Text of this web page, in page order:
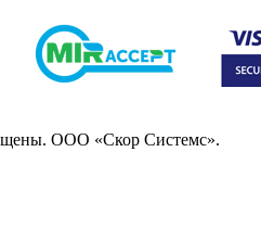
ООО «Скор Системс».